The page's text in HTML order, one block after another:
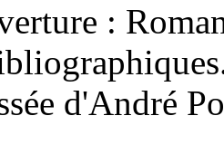
:
d'André